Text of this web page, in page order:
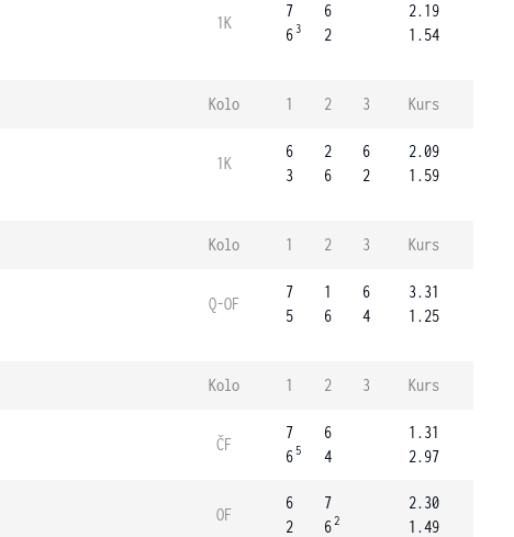
1K
7
6 3
6
2
2.19
1.54
Kolo 1 2 3 Kurs
1K
6
3
2
6
6
2
2.09
1.59
Kolo 1 2 3 Kurs
Q-OF
7
5
1
6
6
4
3.31
1.25
Kolo 1 2 3 Kurs
ČF
7
6 5
6
4
1.31
2.97
OF
6
2
7
62
2.30
1.49